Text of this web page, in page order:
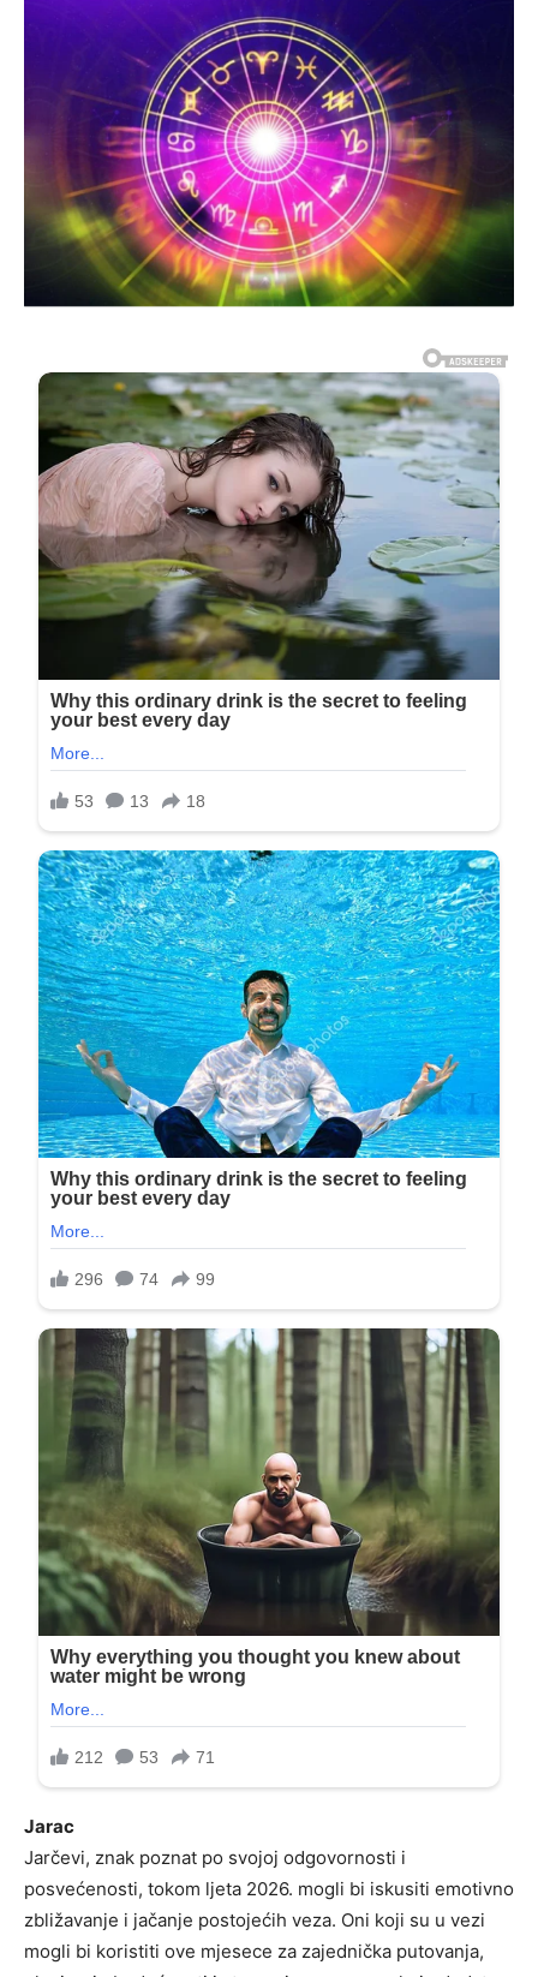
Jarac
Jarčevi, znak poznat po svojoj odgovornosti i
posvećenosti, tokom ljeta 2026. mogli bi iskusiti emotivno
zbližavanje i jačanje postojećih veza. Oni koji su u vezi
mogli bi koristiti ove mjesece za zajednička putovanja,